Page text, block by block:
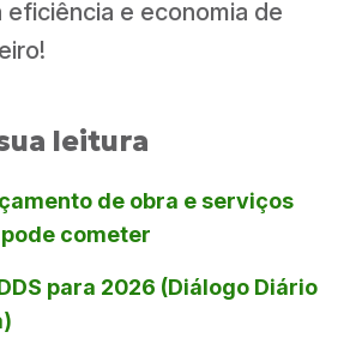
eficiência e economia de
leitura
de obra e serviços
cometer
para 2026 (Diálogo Diário